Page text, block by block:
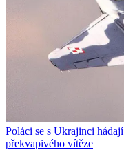
Poláci se s Ukrajinci
překvapivého vítěze